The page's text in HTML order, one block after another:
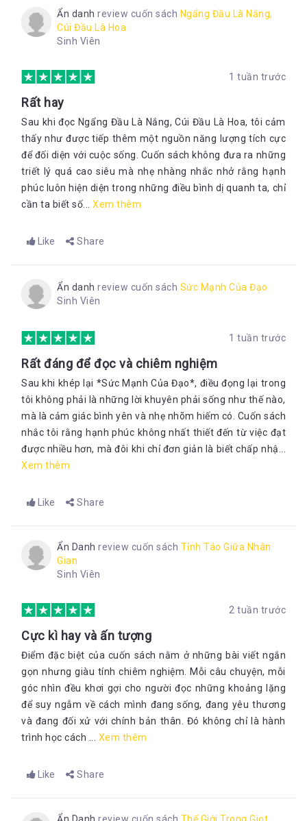
Ẩn danh review cuốn sách Ngẩng Đầu Là Nắng,
Cúi Đầu Là Hoa
Sinh Viên
1 tuần trước
Rất hay
Sau khi đọc Ngẩng Đầu Là Nắng, Cúi Đầu Là Hoa, tôi cảm
thấy như được tiếp thêm một nguồn năng lượng tích cực
để đối diện với cuộc sống. Cuốn sách không đưa ra những
triết lý quá cao siêu mà nhẹ nhàng nhắc nhở rằng hạnh
phúc luôn hiện diện trong những điều bình dị quanh ta, chỉ
cần ta biết số...
Xem thêm
Like Share
Ẩn danh review cuốn sách Sức Mạnh Của Đạo
Sinh Viên
1 tuần trước
Rất đáng để đọc và chiêm nghiệm
Sau khi khép lại *Sức Mạnh Của Đạo*, điều đọng lại trong
tôi không phải là những lời khuyên phải sống như thế nào,
mà là cảm giác bình yên và nhẹ nhõm hiếm có. Cuốn sách
nhắc tôi rằng hạnh phúc không nhất thiết đến từ việc đạt
được nhiều hơn, mà đôi khi chỉ đơn giản là biết chấp nhậ...
Xem thêm
Like Share
Ẩn Danh review cuốn sách Tỉnh Táo Giữa Nhân
Gian
Sinh Viên
2 tuần trước
Cực kì hay và ấn tượng
Điểm đặc biệt của cuốn sách nằm ở những bài viết ngắn
gọn nhưng giàu tính chiêm nghiệm. Mỗi câu chuyện, mỗi
góc nhìn đều khơi gợi cho người đọc những khoảng lặng
để suy ngẫm về cách mình đang sống, đang yêu thương
và đang đối xử với chính bản thân. Đó không chỉ là hành
trình học cách ...
Xem thêm
Like Share